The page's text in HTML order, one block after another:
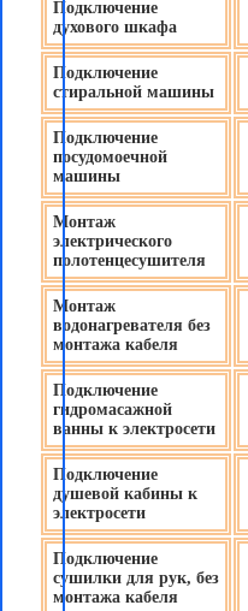
Подключение
духового шкафа
Подключение
стиральной машины
Подключение
посудомоечной
машины
Монтаж
электрического
полотенцесушителя
Монтаж
водонагревателя без
монтажа кабеля
Подключение
гидромасажной
ванны к электросети
Подключение
душевой кабины к
электросети
Подключение
сушилки для рук, без
монтажа кабеля